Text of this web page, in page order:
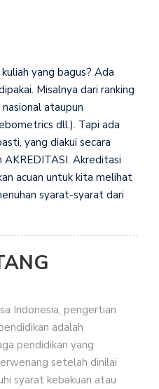
yang bagus? Ada
Misalnya dari ranking
ataupun
dll.). Tapi ada
yang diakui secara
AKREDITASI. Akreditasi
acuan untuk kita melihat
syarat-syarat dari
Indonesia, pengertian
adalah
pendidikan yang
setelah dinilai
syarat kebakuan atau